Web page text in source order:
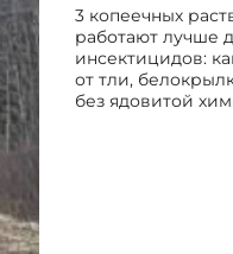
3 копеечных
работают лучше
инсектицидов:
от тли,
без ядовитой